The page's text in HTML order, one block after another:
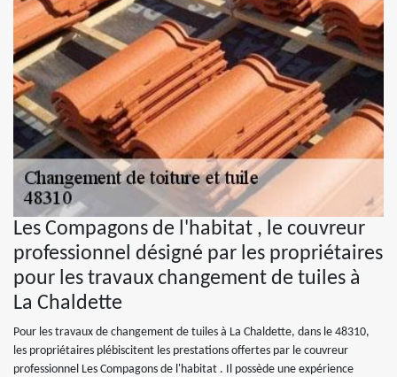
Les Compagons de l'habitat , le couvreur
professionnel désigné par les propriétaires
pour les travaux changement de tuiles à
La Chaldette
Pour les travaux de changement de tuiles à La Chaldette, dans le 48310,
les propriétaires plébiscitent les prestations offertes par le couvreur
professionnel Les Compagons de l'habitat . Il possède une expérience